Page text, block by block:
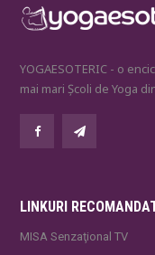
YOGAESOTERIC - o
mai mari Școli de Yoga
LINKURI
MISA Senzaţional TV